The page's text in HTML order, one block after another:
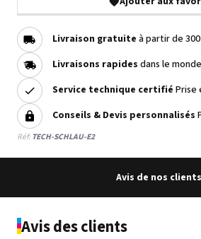
Livraison gratuite à partir de 300
Livraisons rapides dans le
Service technique certifié Prise
Conseils & Devis personnalisés
Réf: TECH-SCHLAU-E2
Avis de nos clients
Avis des clients